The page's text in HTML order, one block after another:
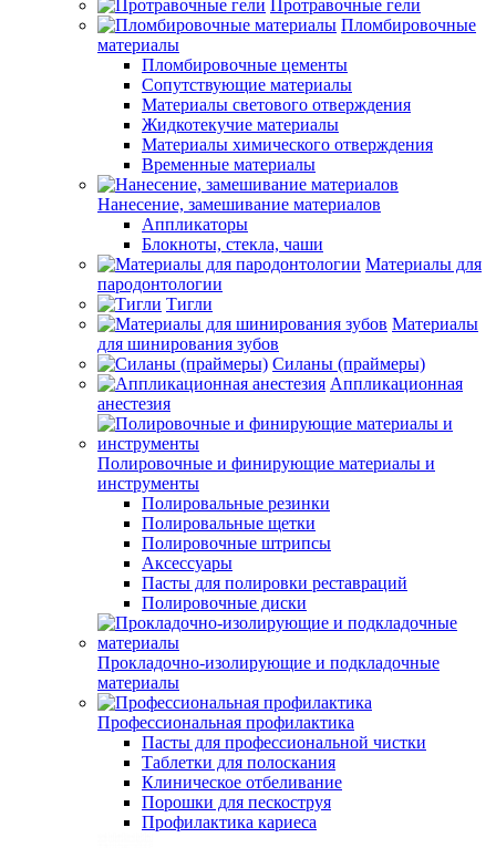
Протравочные гели
Пломбировочные
материалы
Пломбировочные цементы
Сопутствующие материалы
Материалы светового отверждения
Жидкотекучие материалы
Материалы химического отверждения
Временные материалы
Нанесение, замешивание материалов
Аппликаторы
Блокноты, стекла, чаши
Материалы для
пародонтологии
Тигли
Материалы
для шинирования зубов
Силаны (праймеры)
Аппликационная
анестезия
Полировочные и финирующие материалы и
инструменты
Полировальные резинки
Полировальные щетки
Полировочные штрипсы
Аксессуары
Пасты для полировки реставраций
Полировочные диски
Прокладочно-изолирующие и подкладочные
материалы
Профессиональная профилактика
Пасты для профессиональной чистки
Таблетки для полоскания
Клиническое отбеливание
Порошки для пескоструя
Профилактика кариеса